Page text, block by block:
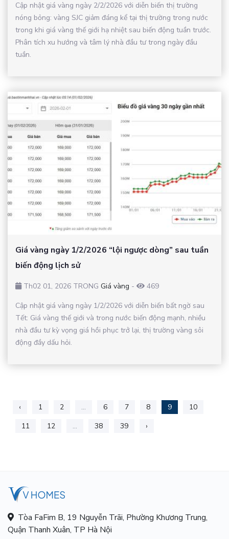
Cập nhật giá vàng ngày 2/2/2026 với diễn biến thị trường
nóng bỏng: vàng SJC giảm đáng kể tại thị trường trong nước
trong khi giá vàng thế giới hạ nhiệt sau biến động tuần trước.
Phân tích xu hướng và tâm lý nhà đầu tư trong ngày đầu
tuần.
Giá vàng ngày 1/2/2026 “lội ngược dòng” sau tuần
biến động lịch sử
Th02 01, 2026 TRONG Giá vàng -
469
Cập nhật giá vàng ngày 1/2/2026 với diễn biến bất ngờ sau
Tết: Giá vàng thế giới và trong nước biến động mạnh, nhiều
nhà đầu tư kỳ vọng giá hồi phục trở lại, thị trường vàng sôi
động đầy dấu hỏi.
‹ 1 2 ... 6 7 8 9
10
11
12 ... 38 39 ›
Tòa FaFim B, 19 Nguyễn Trãi, Phường Khương Trung,
Quận Thanh Xuân, TP Hà Nội